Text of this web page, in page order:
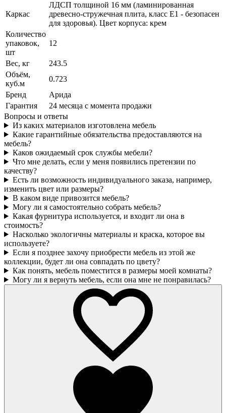
Каркас
ЛДСП толщиной 16 мм (ламинированная
древесно-стружечная плита, класс E1 - безопасен
для здоровья). Цвет корпуса: крем
Количество
упаковок,
шт
12
Вес, кг
243.5
Объём,
куб.м
0.723
Бренд
Арида
Гарантия
24 месяца с момента продажи
Вопросы и ответы
Из каких материалов изготовлена мебель
Какие гарантийные обязательства предоставляются на
мебель?
Каков ожидаемый срок службы мебели?
Что мне делать, если у меня появились претензии по
качеству?
Есть ли возможность индивидуального заказа, например,
изменить цвет или размеры?
В каком виде привозится мебель?
Могу ли я самостоятельно собрать мебель?
Какая фурнитура используется, и входит ли она в
стоимость?
Насколько экологичны материалы и краска, которое вы
используете?
Если я позднее захочу приобрести мебель из этой же
коллекции, будет ли она совпадать по цвету?
Как понять, мебель поместится в размеры моей комнаты?
Могу ли я вернуть мебель, если она мне не понравилась?